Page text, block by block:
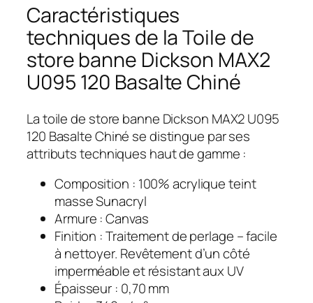
Caractéristiques
techniques de la Toile de
store banne Dickson MAX2
U095 120 Basalte Chiné
La toile de store banne Dickson MAX2 U095
120 Basalte Chiné se distingue par ses
attributs techniques haut de gamme :
Composition : 100% acrylique teint
masse Sunacryl
Armure : Canvas
Finition : Traitement de perlage – facile
à nettoyer. Revêtement d’un côté
imperméable et résistant aux UV
Épaisseur : 0,70 mm